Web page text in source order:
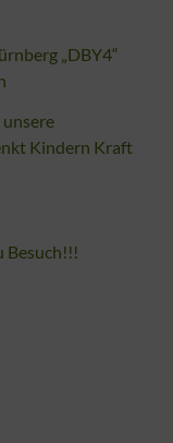
„DBY4“
Kindern Kraft
Besuch!!!